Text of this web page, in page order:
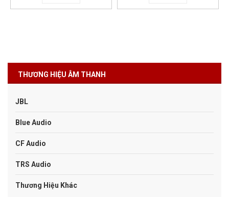
THƯƠNG HIỆU ÂM THANH
JBL
Blue Audio
CF Audio
TRS Audio
Thương Hiệu Khác